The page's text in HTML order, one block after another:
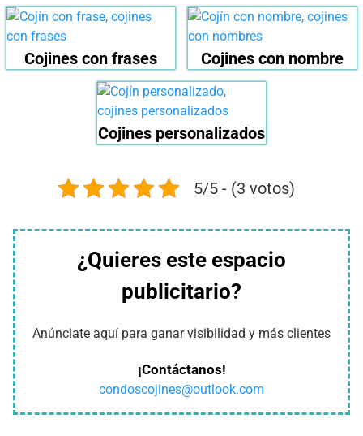
Cojines con frases Cojines con nombre
Cojines personalizados
5/5 - (3 votos)
¿Quieres este espacio
publicitario?
Anúnciate aquí para ganar visibilidad y más clientes
¡Contáctanos!
condoscojines@outlook.com